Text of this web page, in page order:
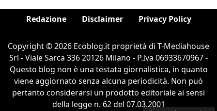
Redazione Disclaimer Privacy Policy
Copyright © 2026 Ecoblog.it proprietà di T-Mediahouse
Srl - Viale Sarca 336 20126 Milano - P.Iva 06933670967 -
Questo blog non è una testata giornalistica, in quanto
viene aggiornato senza alcuna periodicità. Non può
pertanto considerarsi un prodotto editoriale ai sensi
della legge n. 62 del 07.03.2001